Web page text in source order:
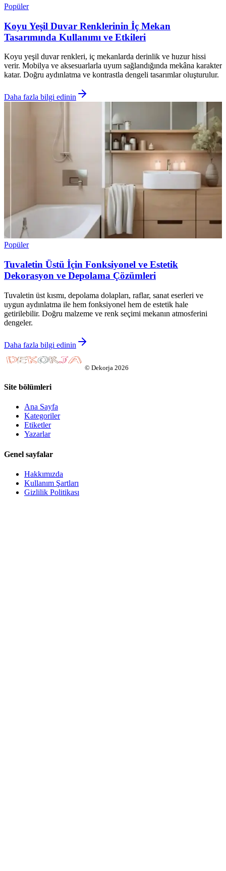
Popüler
Koyu Yeşil Duvar Renklerinin İç Mekan
Tasarımında Kullanımı ve Etkileri
Koyu yeşil duvar renkleri, iç mekanlarda derinlik ve huzur hissi
verir. Mobilya ve aksesuarlarla uyum sağlandığında mekâna karakter
katar. Doğru aydınlatma ve kontrastla dengeli tasarımlar oluşturulur.
Daha fazla bilgi edinin
Popüler
Tuvaletin Üstü İçin Fonksiyonel ve Estetik
Dekorasyon ve Depolama Çözümleri
Tuvaletin üst kısmı, depolama dolapları, raflar, sanat eserleri ve
uygun aydınlatma ile hem fonksiyonel hem de estetik hale
getirilebilir. Doğru malzeme ve renk seçimi mekanın atmosferini
dengeler.
Daha fazla bilgi edinin
© Dekorja 2026
Site bölümleri
Ana Sayfa
Kategoriler
Etiketler
Yazarlar
Genel sayfalar
Hakkımızda
Kullanım Şartları
Gizlilik Politikası